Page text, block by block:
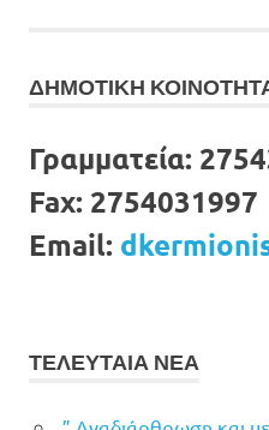
ΔΗΜΟΤΙΚΗ
Γραμματεία:
Fax: 2754031997
Email:
ΤΕΛΕΥΤΑΙΑ ΝΕΑ